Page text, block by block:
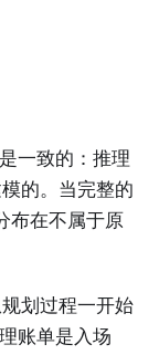
一致的：推理
的。当完整的
布在不属于原
划过程一开始
账单是入场